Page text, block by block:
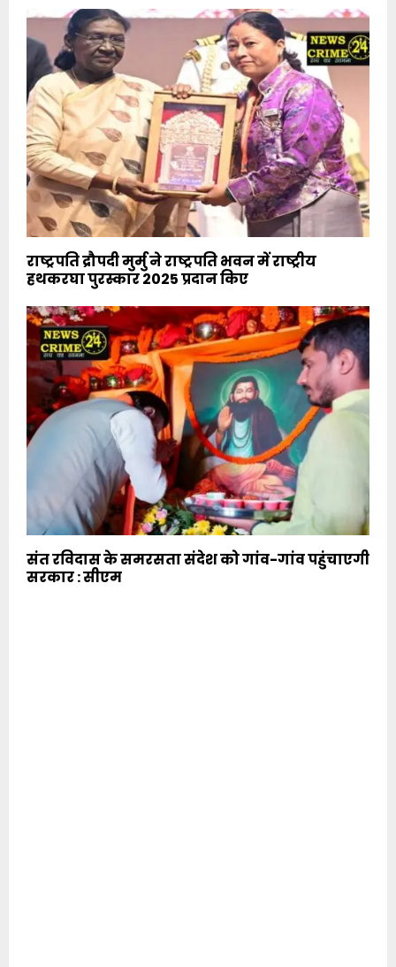
राष्ट्रपति द्रौपदी मुर्मु ने राष्ट्रपति भवन में राष्ट्रीय
हथकरघा पुरस्कार 2025 प्रदान किए
संत रविदास के समरसता संदेश को गांव-गांव पहुंचाएगी
सरकार : सीएम